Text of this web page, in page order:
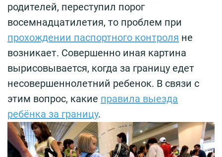
родителей, переступил порог
восемнадцатилетия, то проблем при
прохождении паспортного контроля не
возникает. Совершенно иная картина
вырисовывается, когда за границу едет
несовершеннолетний ребенок. В связи с
этим вопрос, какие правила выезда
ребёнка за границу.